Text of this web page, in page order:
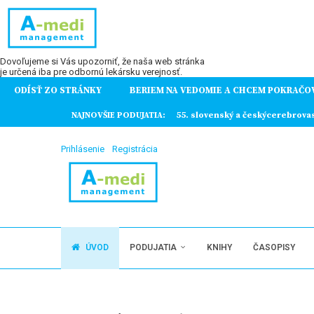
Dovoľujeme si Vás upozorniť, že naša web stránka
je určená iba pre odbornú lekársku verejnosť.
ODÍSŤ ZO STRÁNKY BERIEM NA VEDOMIE A CHCEM
NAJNOVŠIE PODUJATIA: 55. slovenský a
Prihlásenie Registrácia
ÚVOD PODUJATIA KNIHY ČASOPISY